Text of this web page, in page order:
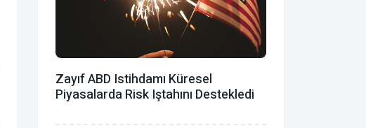
Zayıf ABD Istihdamı Küresel
Piyasalarda Risk Iştahını Destekledi